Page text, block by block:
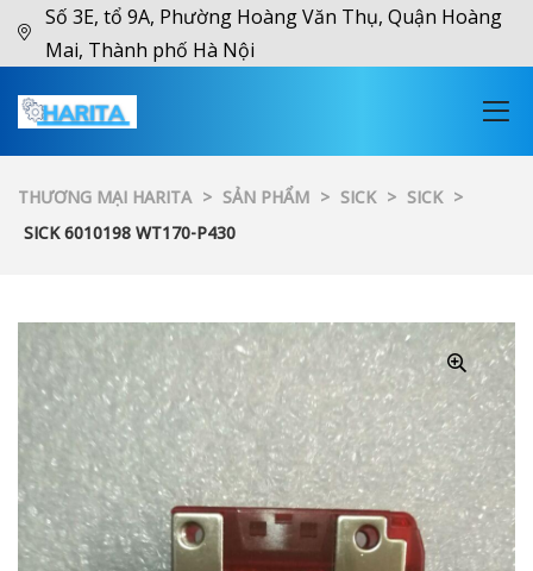
Số 3E, tổ 9A, Phường Hoàng Văn Thụ, Quận Hoàng
Mai, Thành phố Hà Nội
THƯƠNG MẠI HARITA > SẢN PHẨM > SICK > SICK >
SICK 6010198 WT170-P430